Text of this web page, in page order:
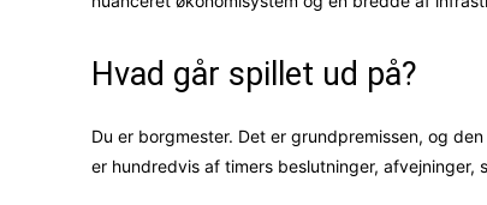
Hvad går spillet ud på?
Du er borgmester. Det er grundpremissen, og
er hundredvis af timers beslutninger, afvejninger,